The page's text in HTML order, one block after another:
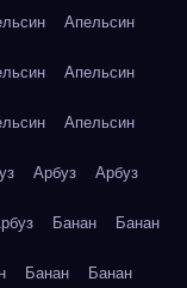
Апельсин
Апельсин
Апельсин
Арбуз Арбуз
Банан Банан
Банан Банан